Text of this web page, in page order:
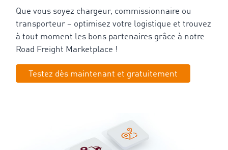
Que vous soyez chargeur, commissionnaire ou
transporteur – optimisez votre logistique et trouvez
à tout moment les bons partenaires grâce à notre
Road Freight Marketplace !
Testez dès maintenant et gratuitement